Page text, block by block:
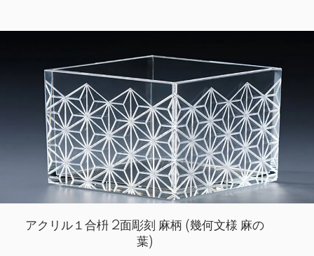
アクリル１合枡 2面彫刻 麻柄 (幾何文様 麻の
葉)